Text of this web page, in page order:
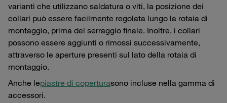
varianti che utilizzano saldatura o viti, la posizione dei
collari può essere facilmente regolata lungo la rotaia di
montaggio, prima del serraggio finale. Inoltre, i collari
possono essere aggiunti o rimossi successivamente,
attraverso le aperture presenti sul lato della rotaia di
montaggio.
Anche lepiastre di coperturasono incluse nella gamma di
accessori.